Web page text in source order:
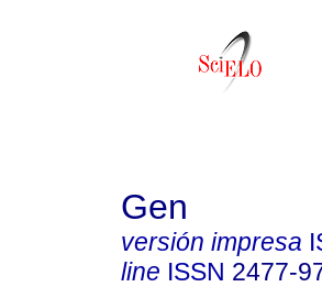
Gen
versión impresa
line ISSN 2477-